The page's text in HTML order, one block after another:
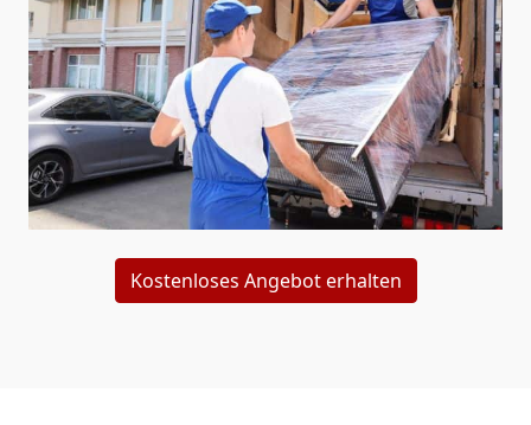
Kostenloses Angebot erhalten